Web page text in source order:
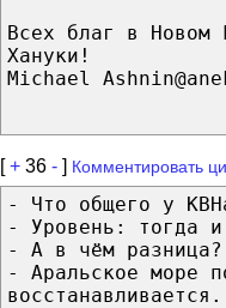
Всех благ в Новом
Хануки!
Michael
[+ 36 - ] Комментировать
- Что общего у
- Уровень: тогда и
- А в чём разница?
- Аральское море
восстанавливается.